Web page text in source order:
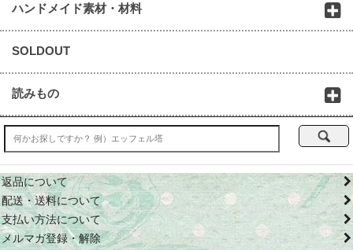
ハンドメイド素材・材料
SOLDOUT
読みもの
返品について
配送・送料について
支払い方法について
メルマガ登録・解除